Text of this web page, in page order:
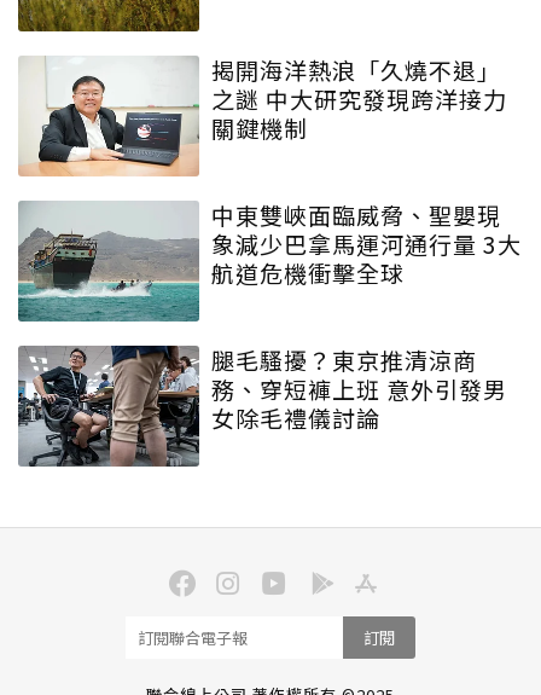
揭開海洋熱浪「久燒不退」
之謎 中大研究發現跨洋接力
關鍵機制
中東雙峽面臨威脅、聖嬰現
象減少巴拿馬運河通行量 3大
航道危機衝擊全球
腿毛騷擾？東京推清涼商
務、穿短褲上班 意外引發男
女除毛禮儀討論
訂閱